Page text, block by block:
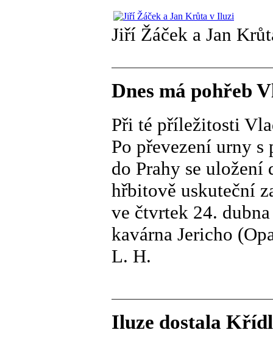
Jiří Žáček a Jan
Dnes má pohřeb
Při té příležitosti
Po převezení urny
do Prahy se uložení
hřbitově uskuteční
ve čtvrtek 24.
kavárna Jericho
L. H.
Iluze dostala